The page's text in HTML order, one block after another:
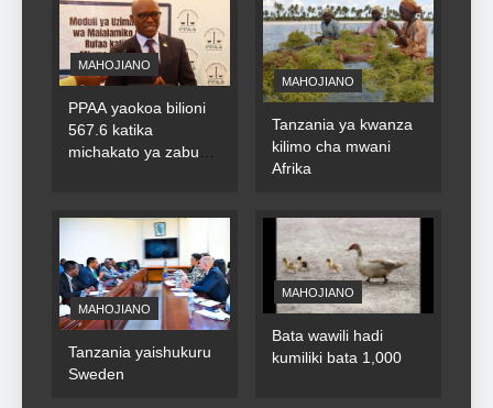
MAHOJIANO
PPAA yaokoa bilioni
567.6 katika
michakato ya zabuni
MAHOJIANO
Tanzania ya kwanza
kilimo cha mwani
Afrika
MAHOJIANO
Tanzania yaishukuru
Sweden
MAHOJIANO
Bata wawili hadi
kumiliki bata 1,000